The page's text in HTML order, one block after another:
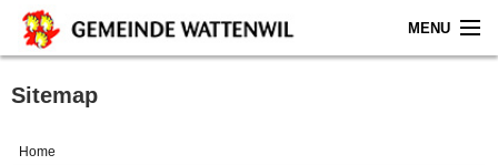
MENU
Home
Sitemap
Home